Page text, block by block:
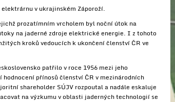
v ukrajinském Záporoží.
prozatímním vrcholem byl noční útok na
na jaderné zdroje elektrické energie. I z tohoto
kroků vedoucích k ukončení členství ČR ve
patřilo v roce 1956 mezi jeho
přínosů členství ČR v mezinárodních
shareholder SÚJV rozpoutal a nadále eskaluje
na výzkumu v oblasti jaderných technologií se